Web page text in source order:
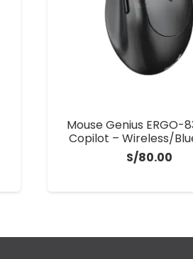
Mouse Genius ERGO-
Copilot – Wireless/
S/80.00